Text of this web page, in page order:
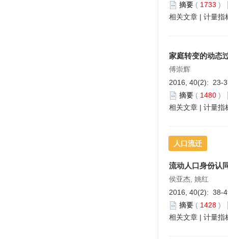
摘要 ( 1733 )
相关文章 | 计量指
家庭转变的动态
傅崇辉
2016, 40(2): 23-
摘要 ( 1480 )
相关文章 | 计量指
人口流迁
流动人口身份认
侯亚杰, 姚红
2016, 40(2): 38-
摘要 ( 1428 )
相关文章 | 计量指